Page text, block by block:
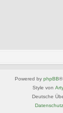
Powered by phpBB®
Style von
Deutsche
Datenschutz